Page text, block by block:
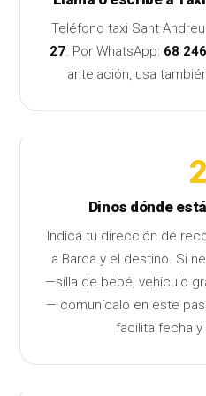
Teléfono taxi Sant
27. Por WhatsApp: 68
antelación, usa
2
Dinos dónde
Indica tu dirección de
la Barca y el destino. Si
—silla de bebé, vehículo
— comunícalo en este
facilita fecha y